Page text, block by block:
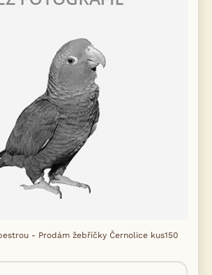
- Prodám žebříčky Černolice kus150